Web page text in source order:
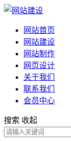
网站首页
网站建设
网站制作
网页设计
关于我们
联系我们
会员中心
搜索 收起